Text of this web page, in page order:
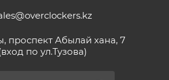
проспект Абылай хана, 7
по ул.Тузова)